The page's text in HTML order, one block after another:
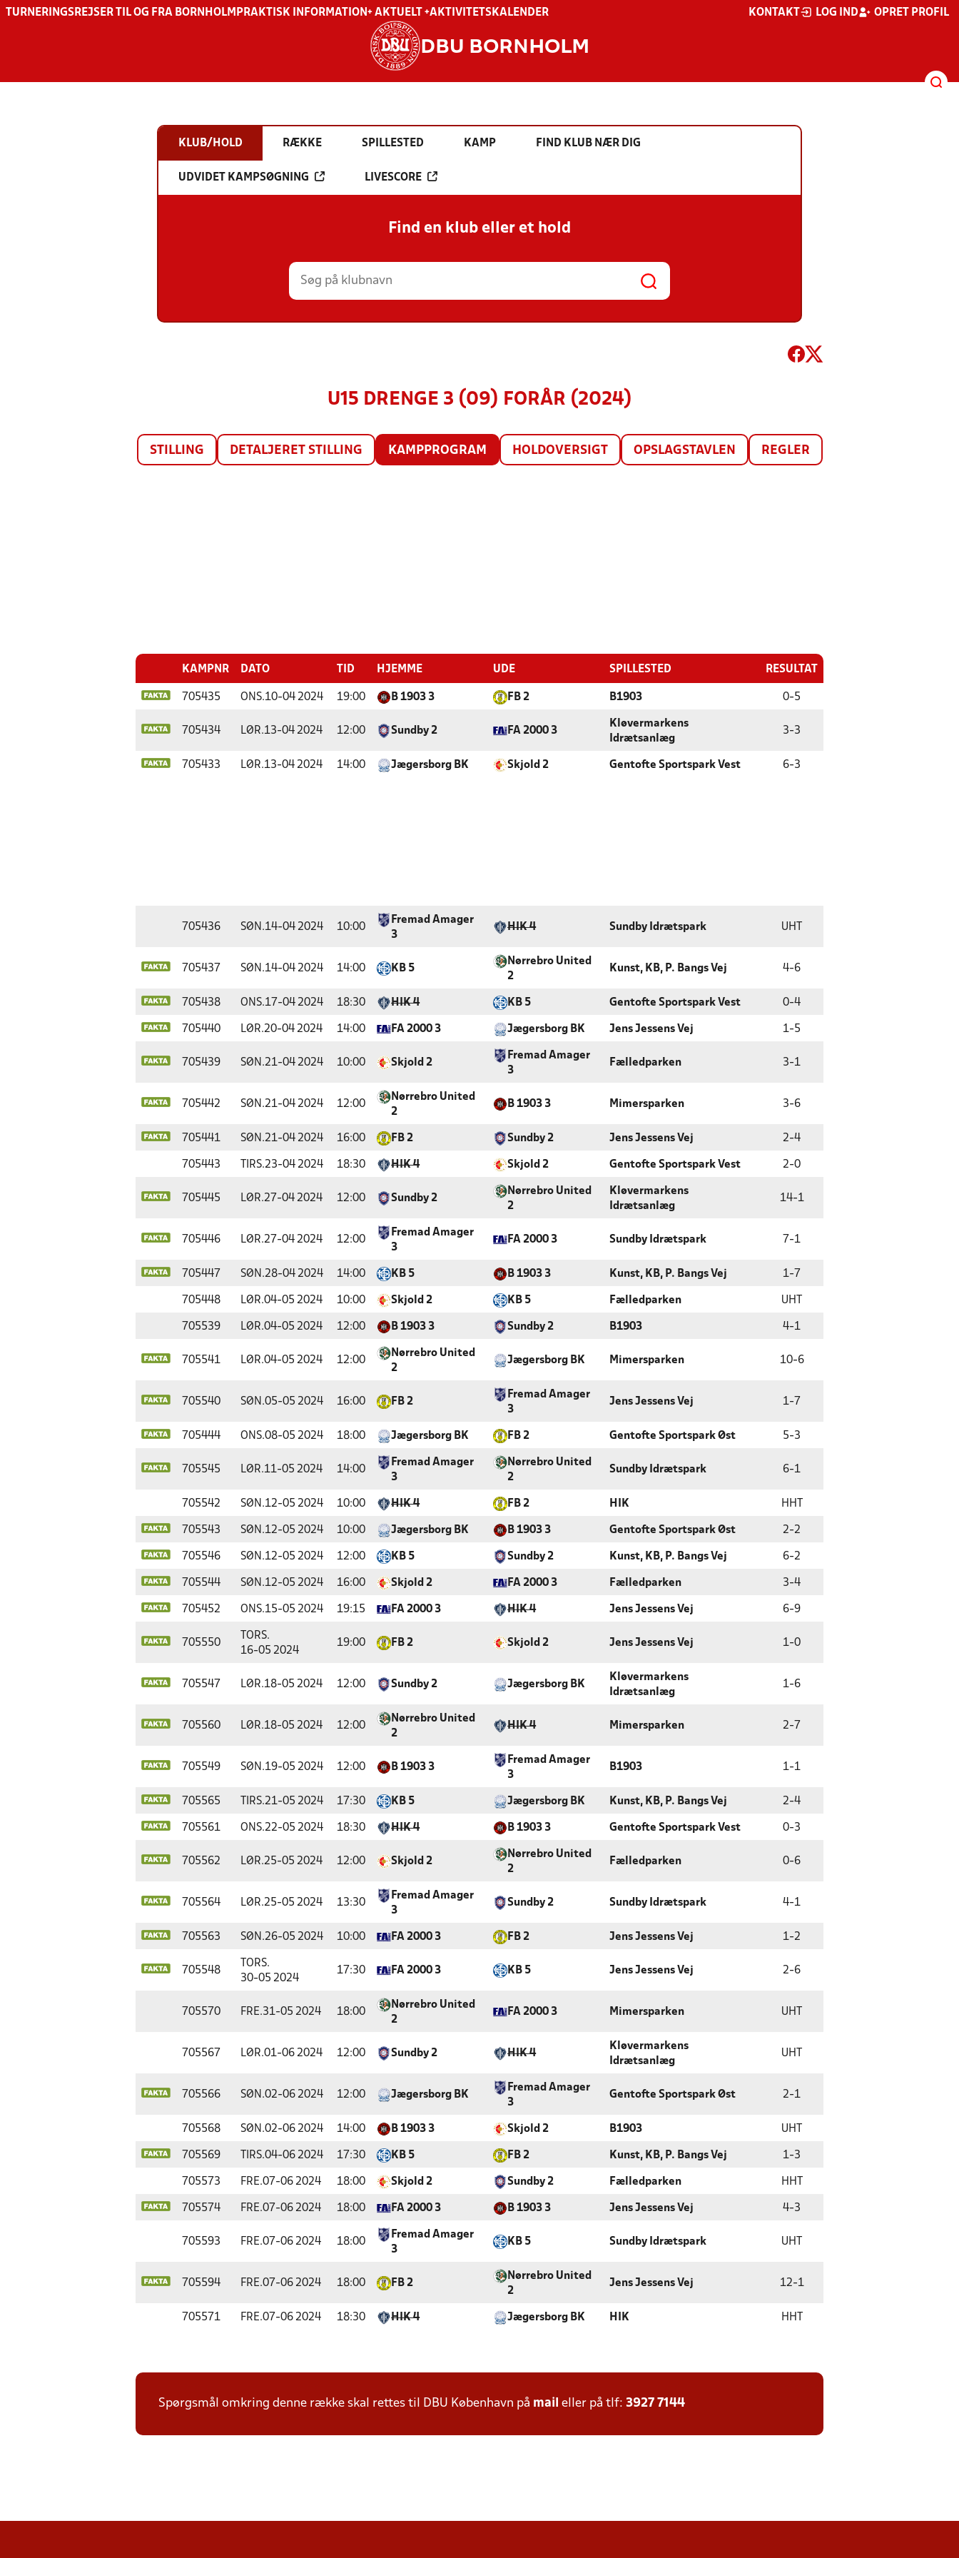
TURNERINGSREJSER TIL OG FRA BORNHOLM PRAKTISK INFORMATION + AKTUELT +AKTIVITETSKALENDER KONTAKT LOG IND OPRET PROFIL
DBU BORNHOLM
KLUB/HOLD RÆKKE SPILLESTED KAMP FIND KLUB NÆR DIG
UDVIDET KAMPSØGNING LIVESCORE
Find en klub eller et hold
U15 DRENGE 3 (09) FORÅR (2024)
STILLING DETALJERET STILLING KAMPPROGRAM HOLDOVERSIGT OPSLAGSTAVLEN REGLER
KAMPNR DATO TID HJEMME UDE SPILLESTED RESULTAT
705435 ONS.10-04 2024 19:00 B 1903 3 FB 2 B1903 0-5
705434 LØR.13-04 2024 12:00 Sundby 2 FA 2000 3
Kløvermarkens
Idrætsanlæg
3-3
705433 LØR.13-04 2024 14:00 Jægersborg BK Skjold 2 Gentofte Sportspark Vest 6-3
705436 SØN.14-04 2024 10:00
Fremad Amager
3
HIK 4 Sundby Idrætspark UHT
705437 SØN.14-04 2024 14:00 KB 5
Nørrebro United
2
Kunst, KB, P. Bangs Vej 4-6
705438 ONS.17-04 2024 18:30 HIK 4 KB 5 Gentofte Sportspark Vest 0-4
705440 LØR.20-04 2024 14:00 FA 2000 3 Jægersborg BK Jens Jessens Vej 1-5
705439 SØN.21-04 2024 10:00 Skjold 2
Fremad Amager
3
Fælledparken 3-1
705442 SØN.21-04 2024 12:00
Nørrebro United
2
B 1903 3 Mimersparken 3-6
705441 SØN.21-04 2024 16:00 FB 2 Sundby 2 Jens Jessens Vej 2-4
705443 TIRS.23-04 2024 18:30 HIK 4 Skjold 2 Gentofte Sportspark Vest 2-0
705445 LØR.27-04 2024 12:00 Sundby 2
Nørrebro United
2
Kløvermarkens
Idrætsanlæg
14-1
705446 LØR.27-04 2024 12:00
Fremad Amager
3
FA 2000 3 Sundby Idrætspark 7 -1
705447 SØN.28-04 2024 14:00 KB 5 B 1903 3 Kunst, KB, P. Bangs Vej 1- 7
705448 LØR.04-05 2024 10:00 Skjold 2 KB 5 Fælledparken UHT
705539 LØR.04-05 2024 12:00 B 1903 3 Sundby 2 B1903 4-1
705541 LØR.04-05 2024 12:00
Nørrebro United
2
Jægersborg BK Mimersparken 10-6
705540 SØN.05-05 2024 16:00 FB 2
Fremad Amager
3
Jens Jessens Vej 1- 7
705444 ONS.08-05 2024 18:00 Jægersborg BK FB 2 Gentofte Sportspark Øst 5-3
705545 LØR.11-05 2024 14:00
Fremad Amager
3
Nørrebro United
2
Sundby Idrætspark 6-1
705542 SØN.12-05 2024 10:00 HIK 4 FB 2 HIK HHT
705543 SØN.12-05 2024 10:00 Jægersborg BK B 1903 3 Gentofte Sportspark Øst 2-2
705546 SØN.12-05 2024 12:00 KB 5 Sundby 2 Kunst, KB, P. Bangs Vej 6-2
705544 SØN.12-05 2024 16:00 Skjold 2 FA 2000 3 Fælledparken 3-4
705452 ONS.15-05 2024 19:15 FA 2000 3 HIK 4 Jens Jessens Vej 6-9
705550
TORS.
16-05 2024
19:00 FB 2 Skjold 2 Jens Jessens Vej 1-0
705547 LØR.18-05 2024 12:00 Sundby 2 Jægersborg BK
Kløvermarkens
Idrætsanlæg
1-6
705560 LØR.18-05 2024 12:00
Nørrebro United
2
HIK 4 Mimersparken 2- 7
705549 SØN.19-05 2024 12:00 B 1903 3
Fremad Amager
3
B1903 1-1
705565 TIRS.21-05 2024 17:30 KB 5 Jægersborg BK Kunst, KB, P. Bangs Vej 2-4
705561 ONS.22-05 2024 18:30 HIK 4 B 1903 3 Gentofte Sportspark Vest 0-3
705562 LØR.25-05 2024 12:00 Skjold 2
Nørrebro United
2
Fælledparken 0-6
705564 LØR.25-05 2024 13:30
Fremad Amager
3
Sundby 2 Sundby Idrætspark 4-1
705563 SØN.26-05 2024 10:00 FA 2000 3 FB 2 Jens Jessens Vej 1-2
705548
TORS.
30-05 2024
17:30 FA 2000 3 KB 5 Jens Jessens Vej 2-6
705570 FRE.31-05 2024 18:00
Nørrebro United
2
FA 2000 3 Mimersparken UHT
705567 LØR.01-06 2024 12:00 Sundby 2 HIK 4
Kløvermarkens
Idrætsanlæg
UHT
705566 SØN.02-06 2024 12:00 Jægersborg BK
Fremad Amager
3
Gentofte Sportspark Øst 2-1
705568 SØN.02-06 2024 14:00 B 1903 3 Skjold 2 B1903 UHT
705569 TIRS.04-06 2024 17:30 KB 5 FB 2 Kunst, KB, P. Bangs Vej 1-3
705573 FRE.07-06 2024 18:00 Skjold 2 Sundby 2 Fælledparken HHT
705574 FRE.07-06 2024 18:00 FA 2000 3 B 1903 3 Jens Jessens Vej 4-3
705593 FRE.07-06 2024 18:00
Fremad Amager
3
KB 5 Sundby Idrætspark UHT
705594 FRE.07-06 2024 18:00 FB 2
Nørrebro United
2
Jens Jessens Vej 12-1
705571 FRE.07-06 2024 18:30 HIK 4 Jægersborg BK HIK HHT
Spørgsmål omkring denne række skal rettes til DBU København på mail eller på tlf: 3927 7144